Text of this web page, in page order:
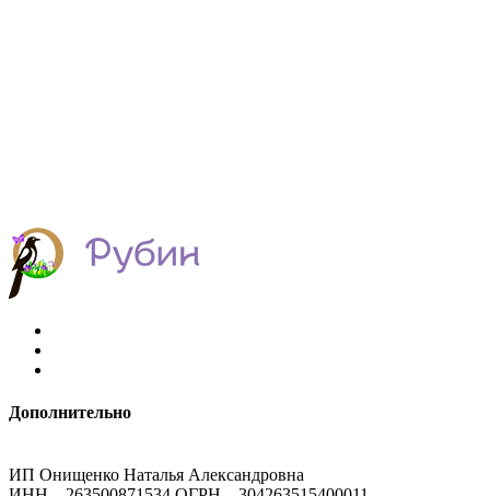
Дополнительно
ИП Онищенко Наталья Александровна